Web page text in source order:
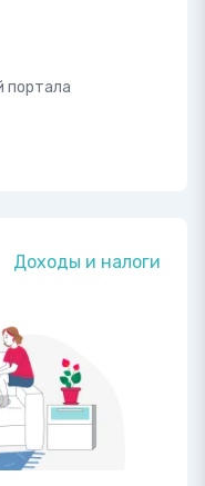
портала
Доходы и налоги